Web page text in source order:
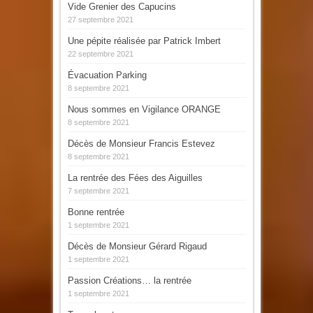
Vide Grenier des Capucins
27 septembre 2021
Une pépite réalisée par Patrick Imbert
22 septembre 2021
Évacuation Parking
8 septembre 2021
Nous sommes en Vigilance ORANGE
8 septembre 2021
Décès de Monsieur Francis Estevez
8 septembre 2021
La rentrée des Fées des Aiguilles
7 septembre 2021
Bonne rentrée
1 septembre 2021
Décès de Monsieur Gérard Rigaud
1 septembre 2021
Passion Créations… la rentrée
1 septembre 2021